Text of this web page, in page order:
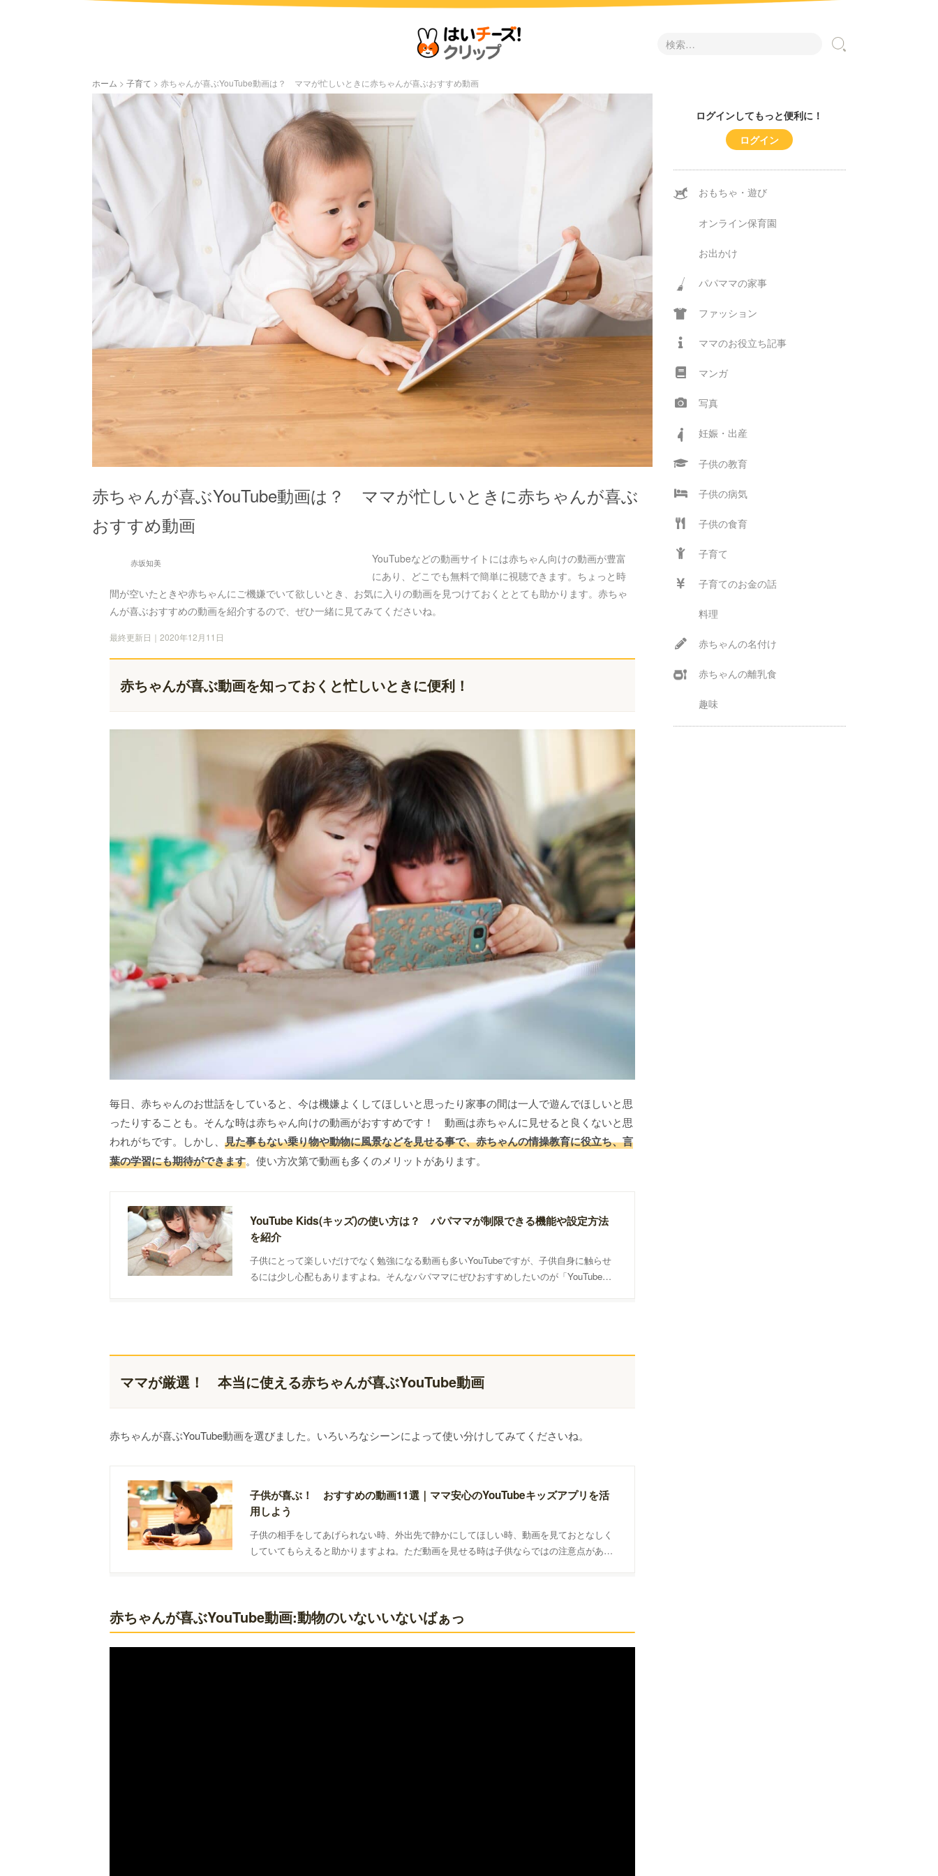
検
ホーム > 子育て > 赤ちゃんが喜ぶYouTube動画は？ ママが忙しいときに赤ちゃんが喜ぶおすすめ動画
赤ちゃんが喜ぶYouTube動画は？ ママが忙しいときに赤ちゃんが喜ぶ
おすすめ動画
赤坂知美
最終更新日｜2020年12月11日
YouTubeなどの動画サイトには赤ちゃん向けの動画が豊富
にあり、どこでも無料で簡単に視聴できます。ちょっと時
間が空いたときや赤ちゃんにご機嫌でいて欲しいとき、お気に入りの動画を見つけておくととても助かります。赤ちゃ
んが喜ぶおすすめの動画を紹介するので、ぜひ一緒に見てみてくださいね。
赤ちゃんが喜ぶ動画を知っておくと忙しいときに便利！
毎日、赤ちゃんのお世話をしていると、今は機嫌よくしてほしいと思ったり家事の間は一人で遊んでほしいと思
ったりすることも。そんな時は赤ちゃん向けの動画がおすすめです！ 動画は赤ちゃんに見せると良くないと思
われがちです。しかし、 見た事もない乗り物や動物に風景などを見せる事で、赤ちゃんの情操教育に役立ち、言
葉の学習にも期待ができます。使い方次第で動画も多くのメリットがあります。
YouTube Kids(キッズ)の使い方は？ パパママが制限できる機能や設定方法
を紹介
子供にとって楽しいだけでなく勉強になる動画も多いYouTubeですが、子供自身に触らせ
るには少し心配もありますよね。そんなパパママにぜひおすすめしたいのが「YouTube
ママが厳選！ 本当に使える赤ちゃんが喜ぶYouTube動画
赤ちゃんが喜ぶYouTube動画を選びました。いろいろなシーンによって使い分けしてみてくださいね。
子供が喜ぶ！ おすすめの動画11選｜ママ安心のYouTubeキッズアプリを活
用しよう
子供の相手をしてあげられない時、外出先で静かにしてほしい時、動画を見ておとなしく
していてもらえると助かりますよね。ただ動画を見せる時は子供ならではの注意点があり
赤ちゃんが喜ぶYouTube動画:動物のいないいないばぁっ
ログインしてもっと便利に！
ログイン
おもちゃ・遊び
オンライン保育園
お出かけ
パパママの家事
ファッション
ママのお役立ち記事
マンガ
写真
妊娠・出産
子供の教育
子供の病気
子供の食育
子育て
子育てのお金の話
料理
赤ちゃんの名付け
赤ちゃんの離乳食
趣味